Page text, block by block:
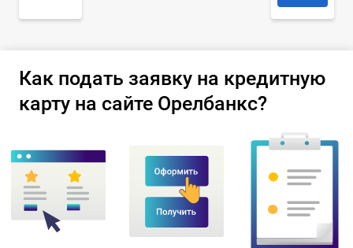
Как подать заявку на кредитную
карту на сайте Орелбанкс?